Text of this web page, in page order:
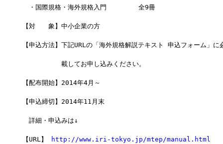
・国際規格・海外規格入門        全9冊
【対　　象】中小企業の方
【申込方法】下記URLの「海外規格解説テキスト 申込フォーム」に
載してお申し込みください。
【配布開始】2014年4月～
【申込締切】2014年11月末
詳細・申込みは↓
【URL】 http://www.iri-tokyo.jp/mtep/manual.html